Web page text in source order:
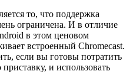
то, что поддержка
ограничена. И в отличие
в этом ценовом
встроенный Chromecast.
если вы готовы потратить
и использовать